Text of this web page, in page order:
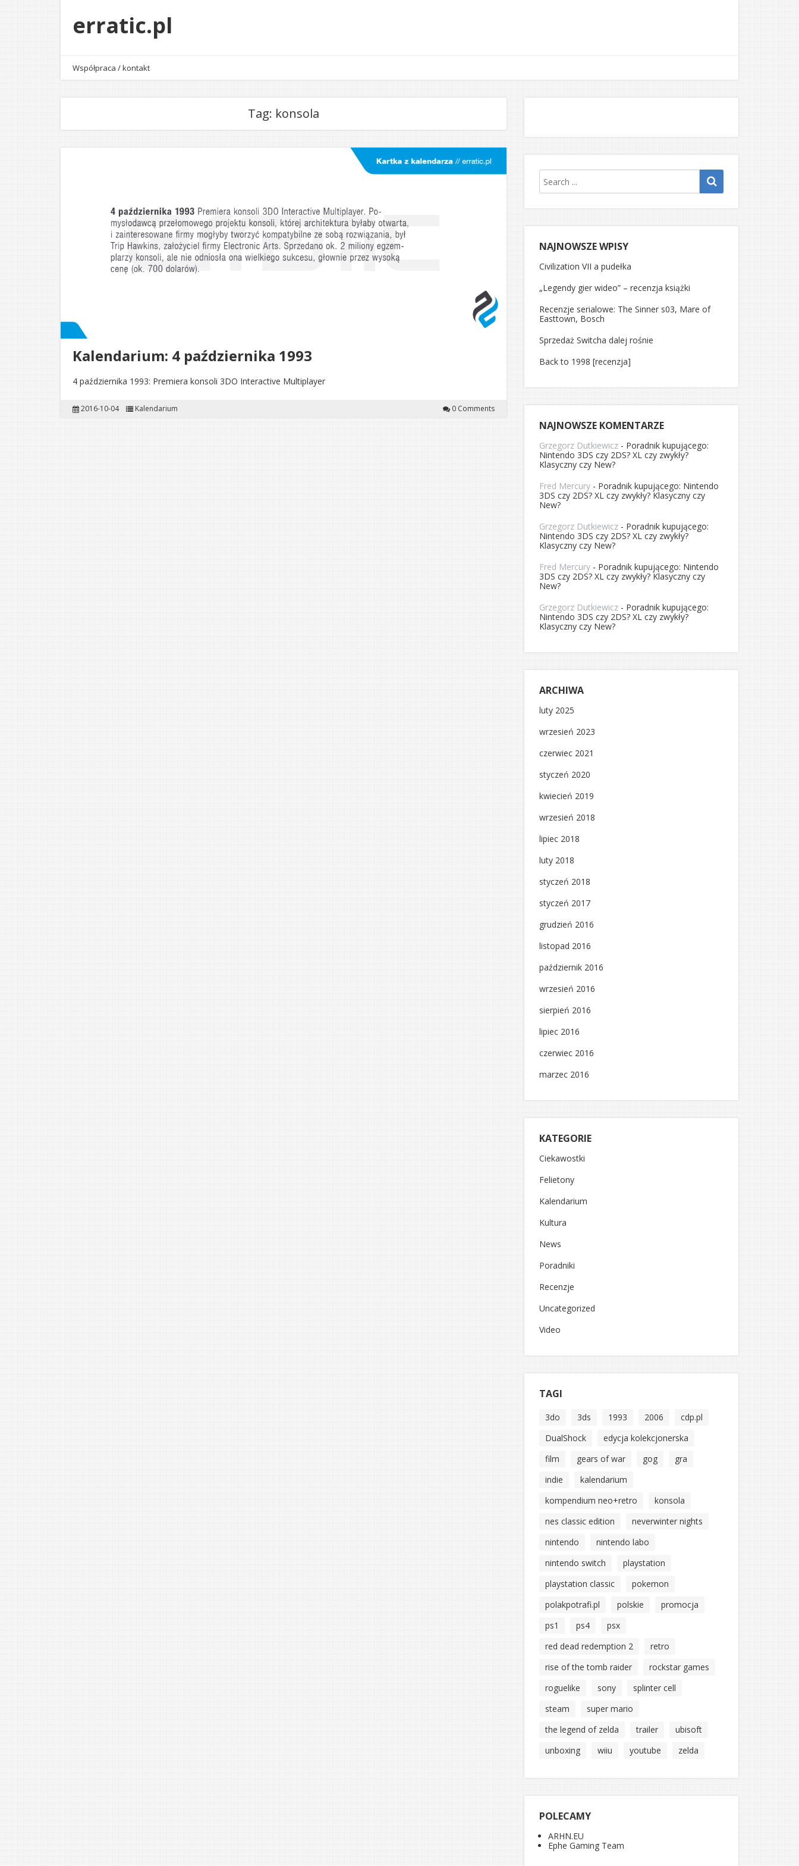
erratic.pl
Współpraca / kontakt
Tag: konsola
Kalendarium: 4 października 1993
4 października 1993: Premiera konsoli 3DO Interactive Multiplayer
2016-10-04 Kalendarium 0 Comments
NAJNOWSZE WPISY
Civilization VII a pudełka
„Legendy gier wideo” – recenzja książki
Recenzje serialowe: The Sinner s03, Mare of
Easttown, Bosch
Sprzedaż Switcha dalej rośnie
Back to 1998 [recenzja]
NAJNOWSZE KOMENTARZE
Grzegorz Dutkiewicz - Poradnik kupującego:
Nintendo 3DS czy 2DS? XL czy zwykły?
Klasyczny czy New?
Fred Mercury - Poradnik kupującego: Nintendo
3DS czy 2DS? XL czy zwykły? Klasyczny czy
New?
Grzegorz Dutkiewicz - Poradnik kupującego:
Nintendo 3DS czy 2DS? XL czy zwykły?
Klasyczny czy New?
Fred Mercury - Poradnik kupującego: Nintendo
3DS czy 2DS? XL czy zwykły? Klasyczny czy
New?
Grzegorz Dutkiewicz - Poradnik kupującego:
Nintendo 3DS czy 2DS? XL czy zwykły?
Klasyczny czy New?
ARCHIWA
luty 2025
wrzesień 2023
czerwiec 2021
styczeń 2020
kwiecień 2019
wrzesień 2018
lipiec 2018
luty 2018
styczeń 2018
styczeń 2017
grudzień 2016
listopad 2016
październik 2016
wrzesień 2016
sierpień 2016
lipiec 2016
czerwiec 2016
marzec 2016
KATEGORIE
Ciekawostki
Felietony
Kalendarium
Kultura
News
Poradniki
Recenzje
Uncategorized
Video
TAGI
3do 3ds 1993 2006
cdp.pl
DualShock
edycja kolekcjonerska
film
gears of war gog
gra
indie
kalendarium
kompendium neo+retro
konsola
nes classic edition
neverwinter nights
nintendo
nintendo labo
nintendo switch
playstation
playstation classic
pokemon
polakpotrafi.pl
polskie
promocja
ps1
ps4
psx
red dead redemption 2
retro
rise of the tomb raider
rockstar games
roguelike
sony
splinter cell
steam
super mario
the legend of zelda
trailer
ubisoft
unboxing
wiiu youtube zelda
POLECAMY
ARHN.EU
Ephe Gaming Team